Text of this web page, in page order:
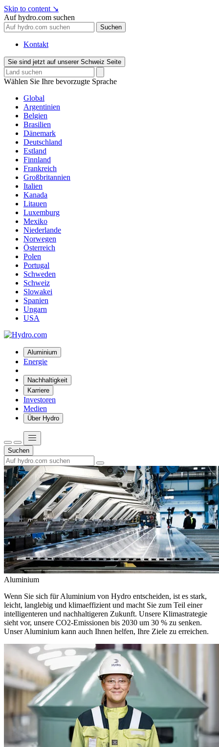
Skip to content ↘
Auf hydro.com suchen
Suchen
Kontakt
Sie sind jetzt auf unserer Schweiz Seite
Wählen Sie Ihre bevorzugte Sprache
Global
Argentinien
Belgien
Brasilien
Dänemark
Deutschland
Estland
Finnland
Frankreich
Großbritannien
Italien
Kanada
Litauen
Luxemburg
Mexiko
Niederlande
Norwegen
Österreich
Polen
Portugal
Schweden
Schweiz
Slowakei
Spanien
Ungarn
USA
Aluminium
Energie
Nachhaltigkeit
Karriere
Investoren
Medien
Über Hydro
Suchen
Aluminium
Wenn Sie sich für Aluminium von Hydro entscheiden, ist es stark,
leicht, langlebig und klimaeffizient und macht Sie zum Teil einer
intelligenteren und nachhaltigeren Zukunft. Unsere Klimastrategie
sieht vor, unsere CO2-Emissionen bis 2030 um 30 % zu senken.
Unser Aluminium kann auch Ihnen helfen, Ihre Ziele zu erreichen.